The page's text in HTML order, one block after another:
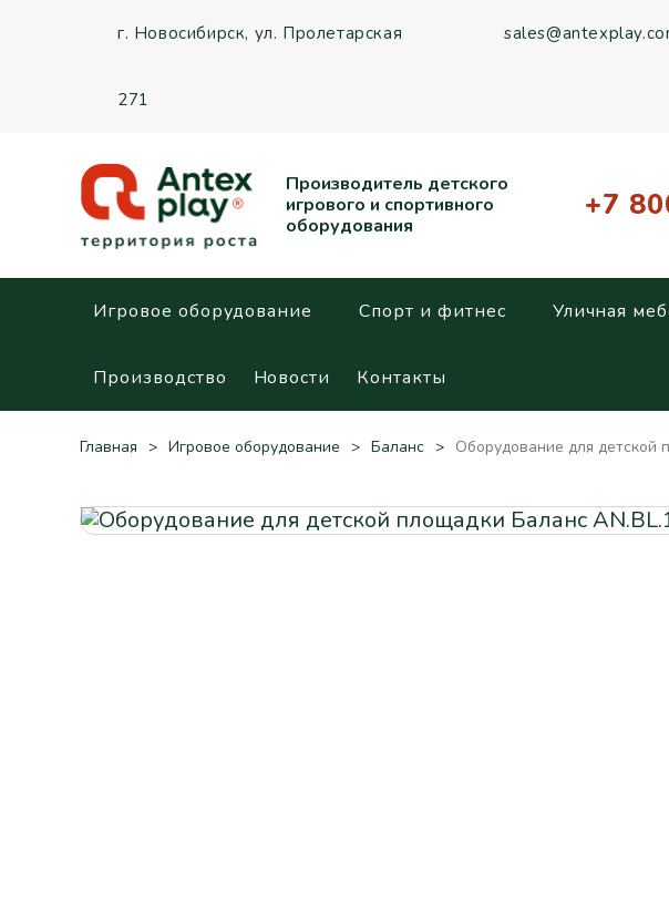
г. Новосибирск, ул. Пролетарская
271
Производитель детского
игрового и спортивного
оборудования
+7
Игровое оборудование Спорт и фитнес Уличная
Производство Новости Контакты
Главная Игровое оборудование Баланс Оборудование для детской